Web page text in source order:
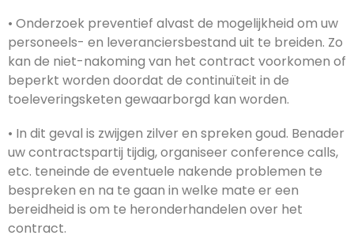
• Onderzoek preventief alvast de mogelijkheid om uw
personeels- en leveranciersbestand uit te breiden. Zo
kan de niet-nakoming van het contract voorkomen of
beperkt worden doordat de continuïteit in de
toeleveringsketen gewaarborgd kan worden.
• In dit geval is zwijgen zilver en spreken goud. Benader
uw contractspartij tijdig, organiseer conference calls,
etc. teneinde de eventuele nakende problemen te
bespreken en na te gaan in welke mate er een
bereidheid is om te heronderhandelen over het
contract.